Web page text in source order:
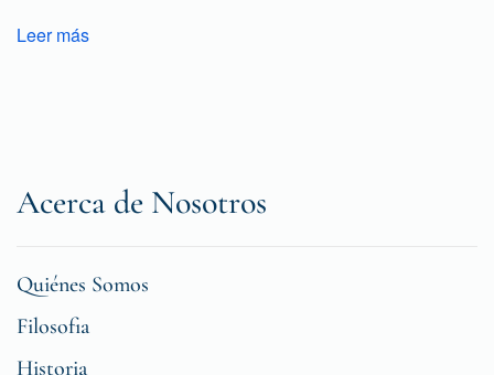
Leer más
Acerca de Nosotros
Quiénes Somos
Filosofia
Historia